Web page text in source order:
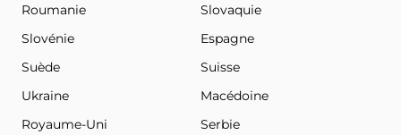
Roumanie
Slovaquie
Slovénie
Espagne
Suède
Suisse
Ukraine
Macédoine
Royaume-Uni
Serbie